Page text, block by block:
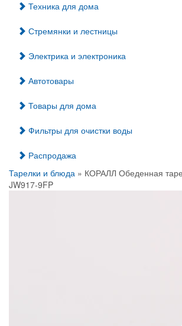
Техника для дома
Стремянки и лестницы
Электрика и электроника
Автотовары
Товары для дома
Фильтры для очистки воды
Распродажа
Тарелки и блюда » КОРАЛЛ Обеденная
JW917-9FP